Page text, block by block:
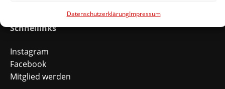
DatenschutzerklärungImpressum
Schnellinks
Instagram
Facebook
Mitglied werden